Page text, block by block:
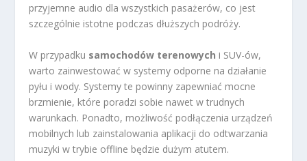
przyjemne audio dla wszystkich pasażerów, co jest
szczególnie istotne podczas dłuższych podróży.
W przypadku samochodów terenowych i SUV-ów,
warto zainwestować w systemy odporne na działanie
pyłu i wody. Systemy te powinny zapewniać mocne
brzmienie, które poradzi sobie nawet w trudnych
warunkach. Ponadto, możliwość podłączenia urządzeń
mobilnych lub zainstalowania aplikacji do odtwarzania
muzyki w trybie offline będzie dużym atutem.